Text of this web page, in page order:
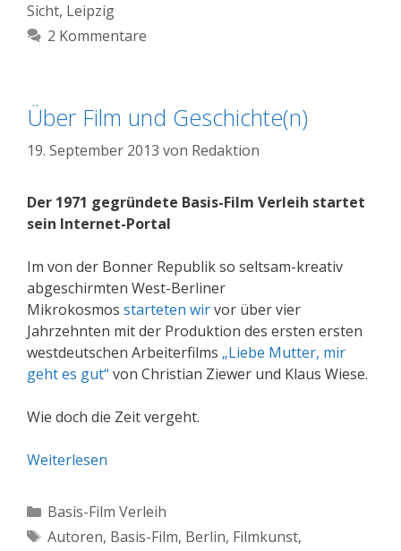
Sicht, Leipzig
2 Kommentare
Über Film und Geschichte(n)
19. September 2013 von Redaktion
Der 1971 gegründete Basis-Film Verleih startet
sein Internet-Portal
Im von der Bonner Republik so seltsam-kreativ
abgeschirmten West-Berliner
Mikrokosmos starteten wirvor über vier
Jahrzehnten mit der Produktion des ersten ersten
westdeutschen Arbeiterfilms „Liebe Mutter, mir
geht es gut“von Christian Ziewer und Klaus Wiese.
Wie doch die Zeit vergeht.
Weiterlesen
Kategorien
Basis-Film Verleih
Schlagwörter
Autoren, Basis-Film, Berlin, Filmkunst,